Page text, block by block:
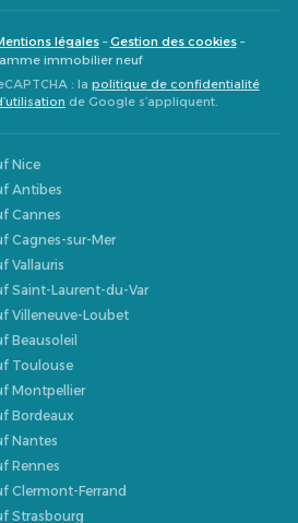
légales–Gestion des cookies–
immobilier neuf
: la politique de confidentialité
de Google s’appliquent.
Nice
Antibes
Cannes
Cagnes-sur-Mer
Vallauris
Saint-Laurent-du-Var
Villeneuve-Loubet
Beausoleil
Toulouse
Montpellier
Bordeaux
Nantes
Rennes
Clermont-Ferrand
Strasbourg